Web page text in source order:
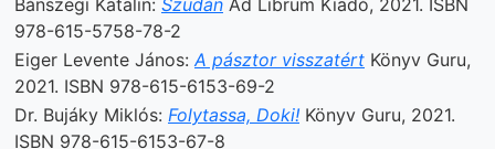
Bánszegi Katalin: Szudán Ad Librum Kiadó, 2021. ISBN
978-615-5758-78-2
Eiger Levente János:A pásztor visszatért Könyv Guru,
2021. ISBN 978-615-6153-69-2
Dr. Bujáky Miklós: Folytassa, Doki! Könyv Guru, 2021.
ISBN 978-615-6153-67-8